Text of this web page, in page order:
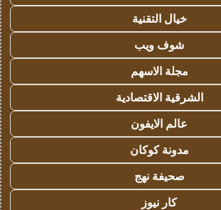
خيال التقنية
شوف ويب
مجلة الاسهم
الشرقية الاقتصادية
عالم الايفون
مدونة كوكان
صحيفة نهج
كار نيوز